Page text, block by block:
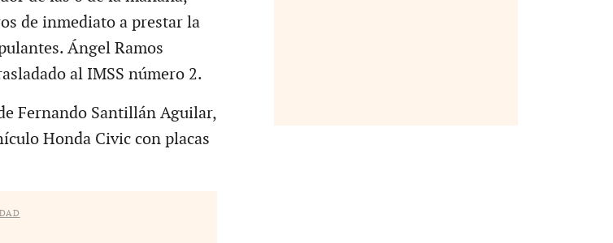
de inmediato a prestar la
Ángel Ramos
al IMSS número 2.
Fernando Santillán Aguilar,
Honda Civic con placas